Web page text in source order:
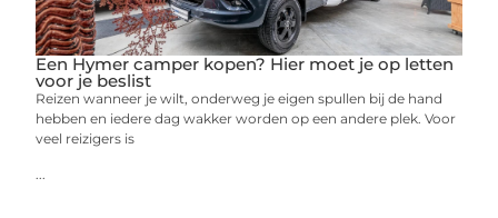
Een Hymer camper kopen? Hier moet je op letten
voor je beslist
Reizen wanneer je wilt, onderweg je eigen spullen bij de hand
hebben en iedere dag wakker worden op een andere plek. Voor
veel reizigers is
...